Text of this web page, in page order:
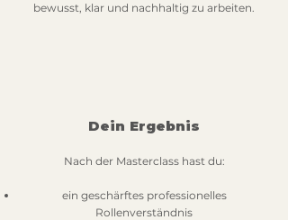
bewusst, klar und nachhaltig zu arbeiten.
Dein Ergebnis
Nach der Masterclass hast du:
ein geschärftes professionelles
Rollenverständnis